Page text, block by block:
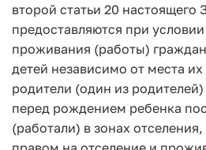
второй статьи 20 настоящего
предоставляются при
проживания (работы)
детей независимо от места
родители (один из
перед рождением ребенка
(работали) в зонах